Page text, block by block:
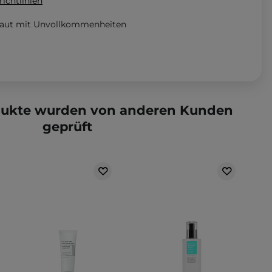
mit Unvollkommenheiten
wurden von anderen Kunden
geprüft